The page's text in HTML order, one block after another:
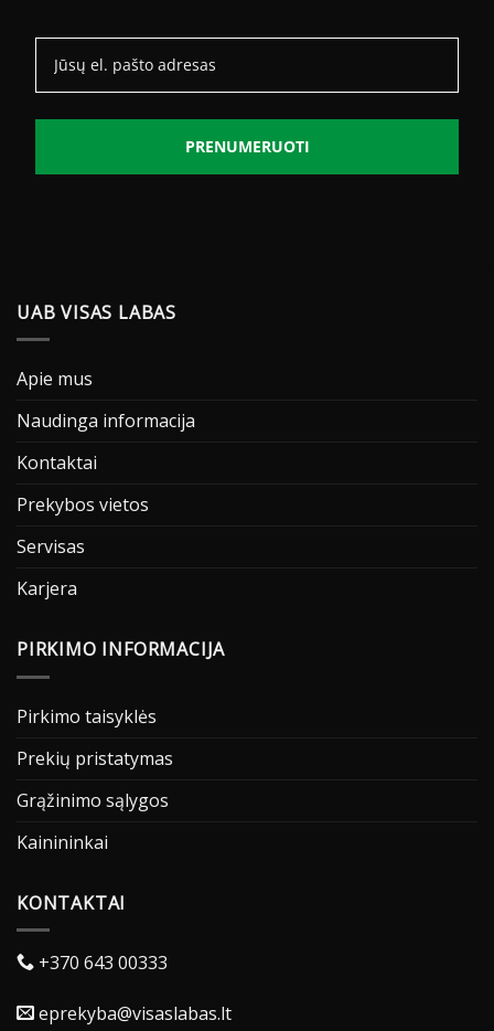
PRENUMERUOTI
UAB VISAS LABAS
Apie mus
Naudinga informacija
Kontaktai
Prekybos vietos
Servisas
Karjera
PIRKIMO INFORMACIJA
Pirkimo taisyklės
Prekių pristatymas
Grąžinimo sąlygos
Kainininkai
KONTAKTAI
+370 643 00333
eprekyba@visaslabas.lt